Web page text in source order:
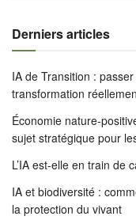
Derniers articles
IA de Transition :
transformation
Économie nature-
sujet stratégique pour
L’IA est-elle en train de
IA et biodiversité :
la protection du vivant